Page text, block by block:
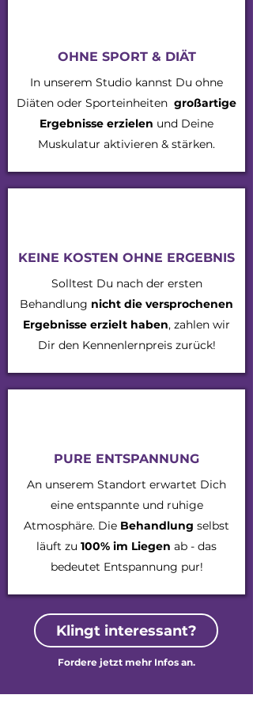
OHNE SPORT & DIÄT
In unserem Studio kannst Du ohne
Diäten oder Sporteinheiten großartige
Ergebnisse erzielen und Deine
Muskulatur aktivieren & stärken.
KEINE KOSTEN OHNE ERGEBNIS
Solltest Du nach der ersten
Behandlung nicht die versprochenen
Ergebnisse erzielt haben, zahlen wir
Dir den Kennenlernpreis zurück!
PURE ENTSPANNUNG
An unserem Standort erwartet Dich
eine entspannte und ruhige
Atmosphäre. Die Behandlung selbst
läuft zu 100% im Liegen ab - das
bedeutet Entspannung pur!
Klingt interessant?
Fordere jetzt mehr Infos an.